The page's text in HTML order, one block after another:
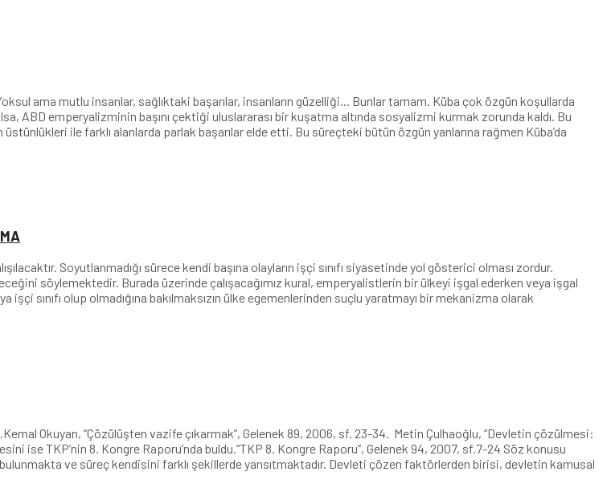
ama mutlu insanlar, sağlıktaki başarılar, insanların güzelliği... Bunlar tamam. Küba çok özgün koşullarda
ABD emperyalizminin başını çektiği uluslararası bir kuşatma altında sosyalizmi kurmak zorunda kaldı. Bu
ile farklı alanlarda parlak başarılar elde etti. Bu süreçteki bütün özgün yanlarına rağmen Küba’da
Soyutlanmadığı sürece kendi başına olayların işçi sınıfı siyasetinde yol gösterici olması zordur.
söylemektedir. Burada üzerinde çalışacağımız kural, emperyalistlerin bir ülkeyi işgal ederken veya işgal
sınıfı olup olmadığına bakılmaksızın ülke egemenlerinden suçlu yaratmayı bir mekanizma olarak
Okuyan, “Çözülüşten vazife çıkarmak”, Gelenek 89, 2006, sf. 23-34. Metin Çulhaoğlu, “Devletin çözülmesi:
ise TKP’nin 8. Kongre Raporu’nda buldu.“TKP 8. Kongre Raporu”, Gelenek 94, 2007, sf.7-24 Söz konusu
ve süreç kendisini farklı şekillerde yansıtmaktadır. Devleti çözen faktörlerden birisi, devletin kamusal